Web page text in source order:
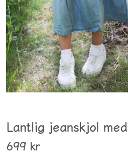
Lantlig jeanskjol
699 kr